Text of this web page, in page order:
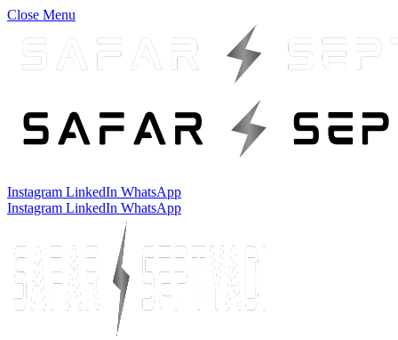
Close Menu
Instagram LinkedIn WhatsApp
Instagram LinkedIn WhatsApp